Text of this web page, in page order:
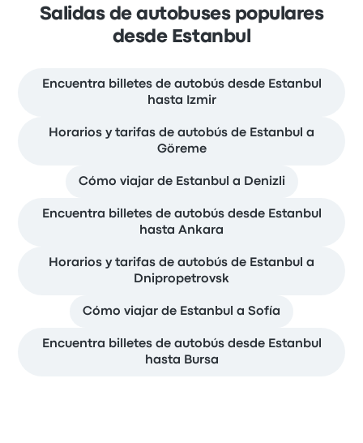
Salidas de autobuses populares
desde Estanbul
Encuentra billetes de autobús desde Estanbul
hasta Izmir
Horarios y tarifas de autobús de Estanbul a
Göreme
Cómo viajar de Estanbul a Denizli
Encuentra billetes de autobús desde Estanbul
hasta Ankara
Horarios y tarifas de autobús de Estanbul a
Dnipropetrovsk
Cómo viajar de Estanbul a Sofía
Encuentra billetes de autobús desde Estanbul
hasta Bursa